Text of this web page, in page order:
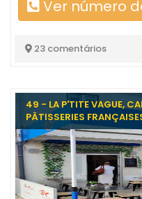
Ver número
23 comentários
49 - LA P'TITE VAGUE,
PÂTISSERIES